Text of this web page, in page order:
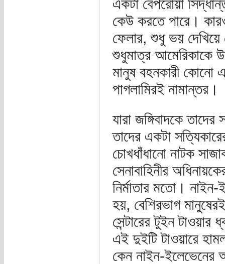
একটা বেপরোয়া
কেউ করতে পারে।
ফেলার, শুধু ভয়
শুধুমাত্র আমেরিকাকে
মানুষ বহনকারী কোনো
পাগলামিরই নামান্তর।
যারা জঙ্গিবাদকে
তাদের একটা
চোখধাঁধানো নাটক
সেনাবাহিনীর
নির্মাতার মতো। নাইন-
হয়, বেশিরভাগ
সেন্টারের টুইন
এই দুইটি টাওয়ারে
কেন নাইন-ইলেভেনের